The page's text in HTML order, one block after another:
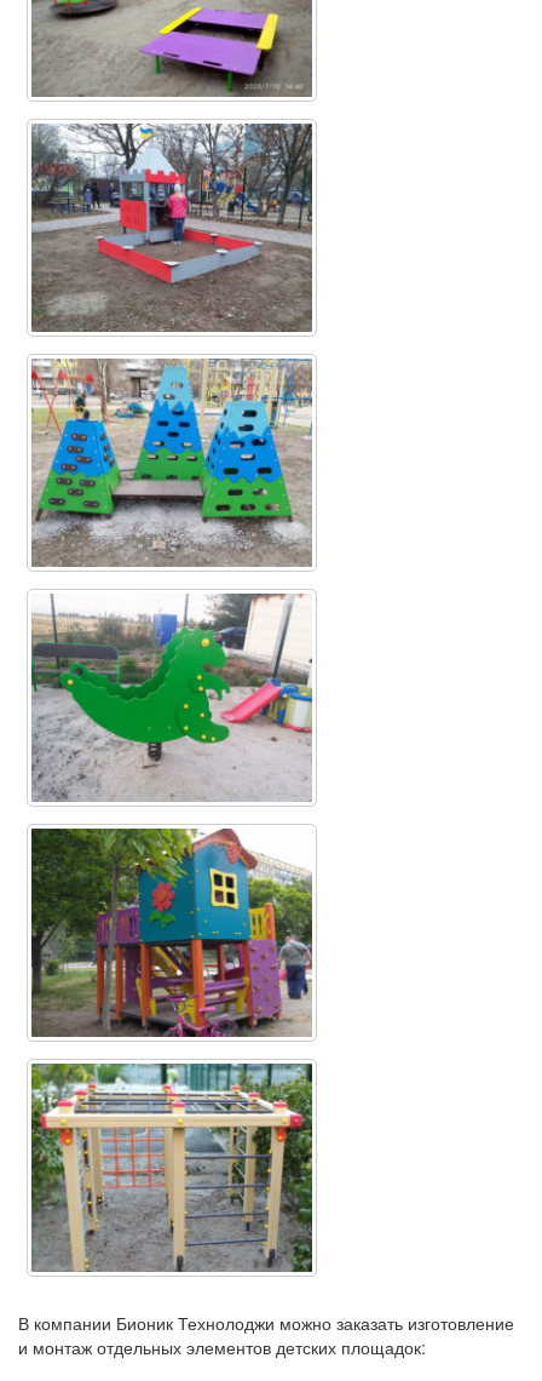
В компании Бионик Технолоджи можно заказать изготовление
и монтаж отдельных элементов детских площадок: